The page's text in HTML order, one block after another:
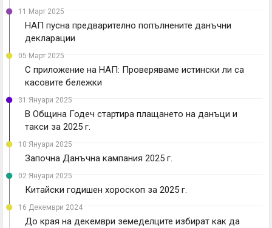
11 Март 2025
НАП пусна предварително попълнените данъчни
декларации
05 Март 2025
С приложение на НАП: Проверяваме истински ли са
касовите бележки
31 Януари 2025
В Община Годеч стартира плащането на данъци и
такси за 2025 г.
10 Януари 2025
Започна Данъчна кампания 2025 г.
02 Януари 2025
Китайски годишен хороскоп за 2025 г.
16 Декември 2024
До края на декември земеделците избират как да